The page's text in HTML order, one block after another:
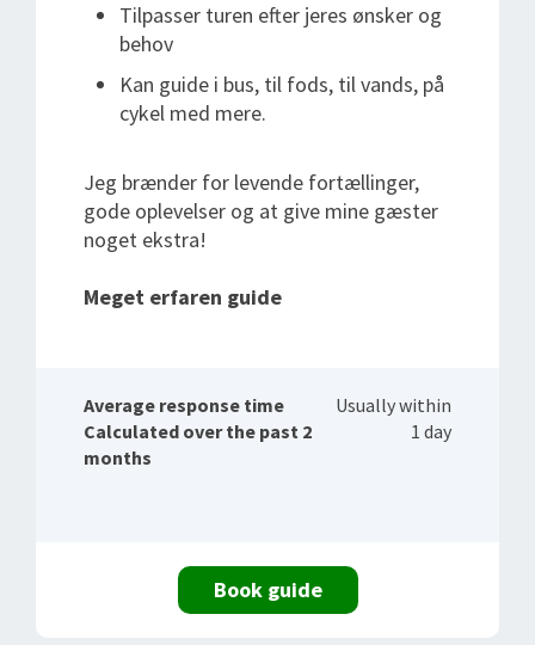
Tilpasser turen efter jeres ønsker og
behov
Kan guide i bus, til fods, til vands, på
cykel med mere.
Jeg brænder for levende fortællinger,
gode oplevelser og at give mine gæster
noget ekstra!
Meget erfaren guide
Average response time
Calculated over the past 2
months
Usually within
1 day
Book guide